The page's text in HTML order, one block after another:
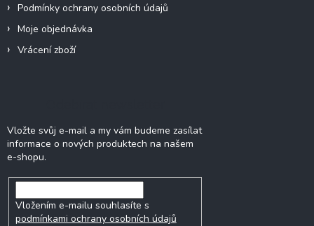
Podmínky ochrany osobních údajů
Moje objednávka
Vrácení zboží
Vložte svůj e-mail a my vám budeme zasílat
informace o nových produktech na našem
e-shopu.
Vložením e-mailu souhlasíte s
podmínkami ochrany osobních údajů